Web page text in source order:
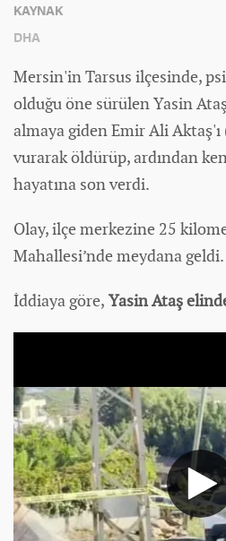
KAYNAK
DHA
Mersin'in Tarsus ilçesinde,
olduğu öne sürülen Yasin
almaya giden Emir Ali
vurarak öldürüp, ardından
hayatına son verdi.
Olay, ilçe merkezine 25
Mahallesi’nde meydana geldi.
İddiaya göre, Yasin Ataş